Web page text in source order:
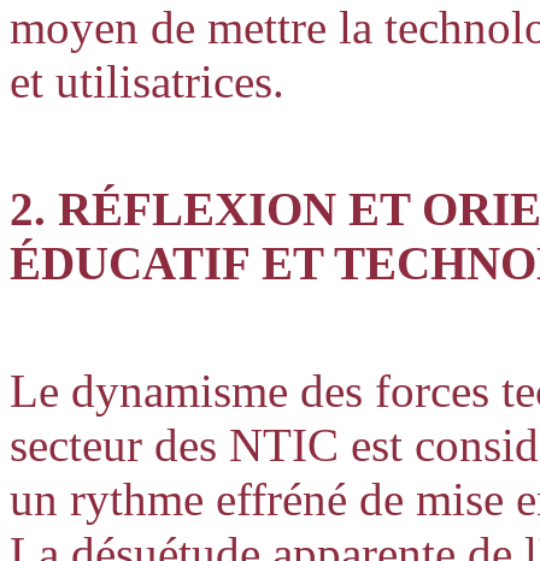
moyen de mettre la
et utilisatrices.
2. RÉFLEXION ET
ÉDUCATIF ET
Le dynamisme des forces
secteur des NTIC est
un rythme effréné de mise